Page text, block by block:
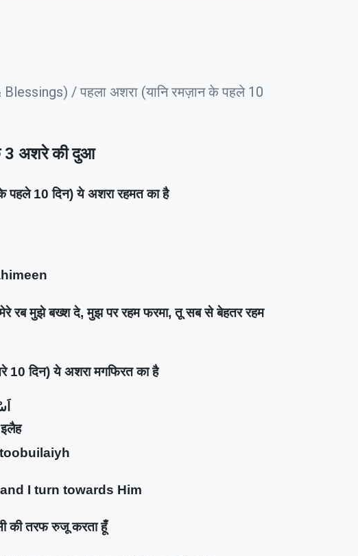
/ पहला अशरा (यानि रमज़ान के पहले 10
3 अशरे की दुआ
10 दिन) ये अशरा रहमत का है
मुझे बख्श दे, मुझ पर रहम फरमा, तू सब से बेहतर रहम
दिन) ये अशरा मगफिरत का है
I turn towards Him
की तरफ रुजू करता हूँ